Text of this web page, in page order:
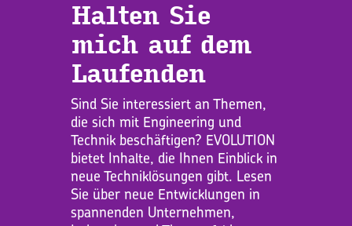
Hal­ten Sie
mich auf dem
Lau­fen­den
Sind Sie interessiert an Themen,
die sich mit Engineering und
Technik beschäftigen? EVOLUTION
bietet Inhalte, die Ihnen Einblick in
neue Techniklösungen gibt. Lesen
Sie über neue Entwicklungen in
spannenden Unternehmen,